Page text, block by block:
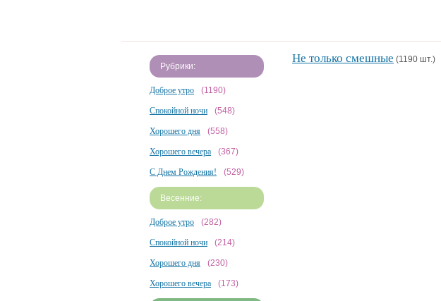
Рубрики:
Доброе утро (1190)
Спокойной ночи (548)
Хорошего дня (558)
Хорошего вечера (367)
С Днем Рождения! (529)
Весенние:
Доброе утро (282)
Спокойной ночи (214)
Хорошего дня (230)
Хорошего вечера (173)
Не только смешные (1190 шт.)